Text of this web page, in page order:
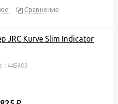
Сравнение
JRC Kurve Slim Indicator
1445903